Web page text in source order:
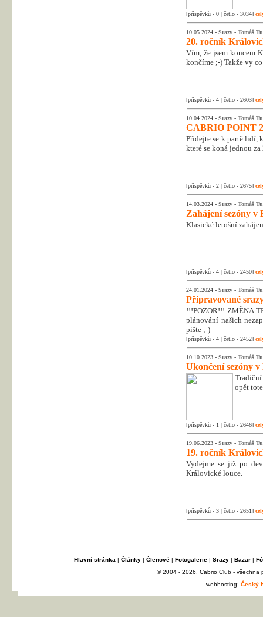
[příspěvků - 0 | četlo - 3034]
10.05.2024 - Srazy - Tomáš
20. ročník
Vím, že jsem koncem
končíme ;-) Takže vy
[příspěvků - 4 | četlo - 2603]
10.04.2024 - Srazy - Tomáš
CABRIO POINT
Přidejte se k partě lidí,
které se koná jednou
[příspěvků - 2 | četlo - 2675]
14.03.2024 - Srazy - Tomáš
Zahájení sezóny v
Klasické letošní
[příspěvků - 4 | četlo - 2450]
24.01.2024 - Srazy - Tomáš
Připravované
!!!POZOR!!! ZMĚNA
plánování našich
pište ;-)
[příspěvků - 4 | četlo - 2452]
10.10.2023 - Srazy - Tomáš
Ukončení sezóny v
opět
[příspěvků - 1 | četlo - 2646]
19.06.2023 - Srazy - Tomáš
19. ročník
Vydejme se již po
Královické louce.
[příspěvků - 3 | četlo - 2651]
Hlavní stránka | Články| Členové| Fotogalerie| Srazy| Bazar|
© 2004 - 2026, Cabrio Club - všechna
webhosting: Český